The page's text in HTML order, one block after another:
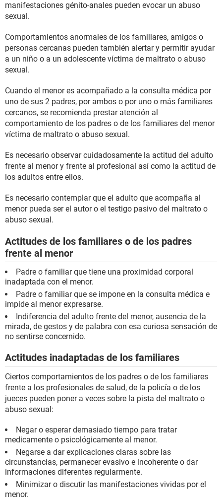
manifestaciones génito-anales pueden evocar un abuso
sexual.
Comportamientos anormales de los familiares, amigos o
personas cercanas pueden también alertar y permitir ayudar
a un niño o a un adolescente víctima de maltrato o abuso
sexual.
Cuando el menor es acompañado a la consulta médica por
uno de sus 2 padres, por ambos o por uno o más familiares
cercanos, se recomienda prestar atención al
comportamiento de los padres o de los familiares del menor
víctima de maltrato o abuso sexual.
Es necesario observar cuidadosamente la actitud del adulto
frente al menor y frente al profesional así como la actitud de
los adultos entre ellos.
Es necesario contemplar que el adulto que acompaña al
menor pueda ser el autor o el testigo pasivo del maltrato o
abuso sexual.
Actitudes de los familiares o de los padres
frente al menor
Padre o familiar que tiene una proximidad corporal
inadaptada con el menor.
Padre o familiar que se impone en la consulta médica e
impide al menor expresarse.
Indiferencia del adulto frente del menor, ausencia de la
mirada, de gestos y de palabra con esa curiosa sensación de
no sentirse concernido.
Actitudes inadaptadas de los familiares
Ciertos comportamientos de los padres o de los familiares
frente a los profesionales de salud, de la policía o de los
jueces pueden poner a veces sobre la pista del maltrato o
abuso sexual:
Negar o esperar demasiado tiempo para tratar
medicamente o psicológicamente al menor.
Negarse a dar explicaciones claras sobre las
circunstancias, permanecer evasivo e incoherente o dar
informaciones diferentes regularmente.
Minimizar o discutir las manifestaciones vividas por el
menor.